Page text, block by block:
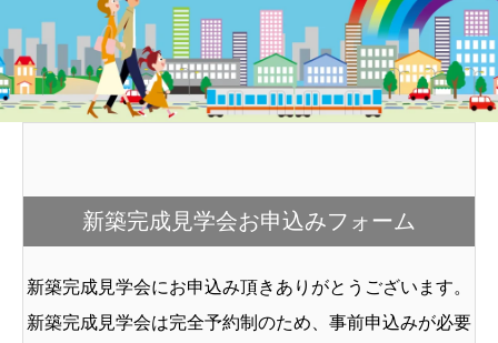
新築完成見学会お申込みフォーム
新築完成見学会にお申込み頂きありがとうございます。
新築完成見学会は完全予約制のため、事前申込みが必要